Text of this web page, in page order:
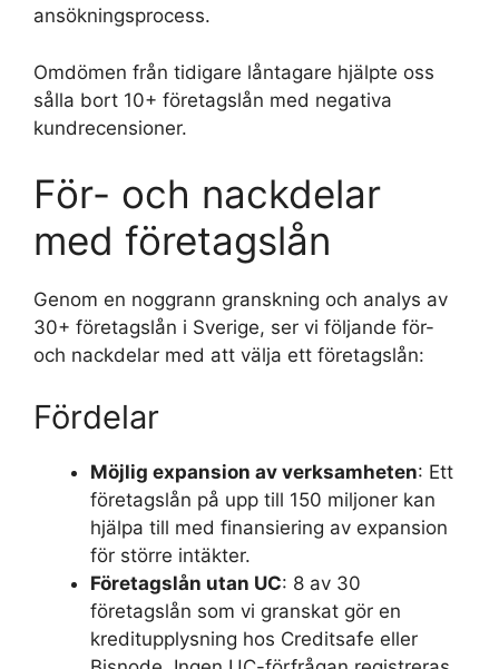
ansökningsprocess.
Omdömen från tidigare låntagare hjälpte oss
sålla bort 10+ företagslån med negativa
kundrecensioner.
För- och nackdelar
med företagslån
Genom en noggrann granskning och analys av
30+ företagslån i Sverige, ser vi följande för-
och nackdelar med att välja ett företagslån:
Fördelar
Möjlig expansion av verksamheten: Ett
företagslån på upp till 150 miljoner kan
hjälpa till med finansiering av expansion
för större intäkter.
Företagslån utan UC: 8 av 30
företagslån som vi granskat gör en
kreditupplysning hos Creditsafe eller